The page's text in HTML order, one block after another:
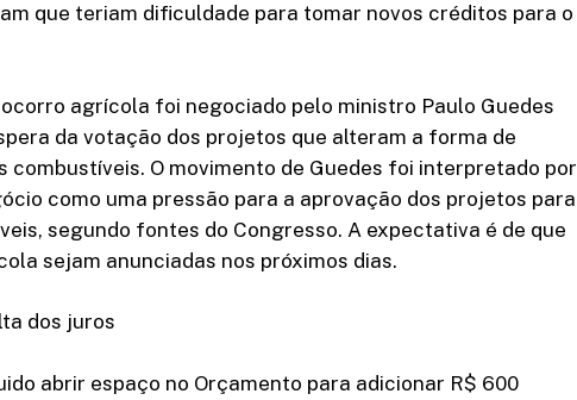
que teriam dificuldade para tomar novos créditos para o
agrícola foi negociado pelo ministro Paulo Guedes
da votação dos projetos que alteram a forma de
combustíveis. O movimento de Guedes foi interpretado por
como uma pressão para a aprovação dos projetos para
segundo fontes do Congresso. A expectativa é de que
sejam anunciadas nos próximos dias.
dos juros
abrir espaço no Orçamento para adicionar R$ 600